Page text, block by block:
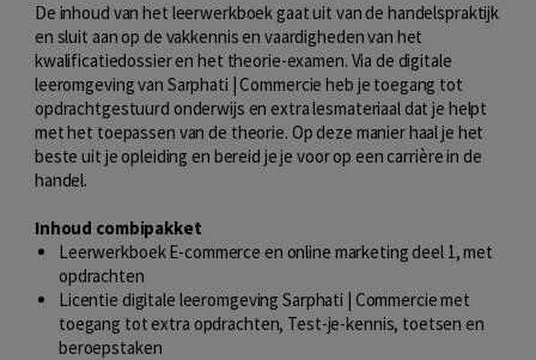
De inhoud van het leerwerkboek gaat uit van de handelspraktijk
en sluit aan op de vakkennis en vaardigheden van het
kwalificatiedossier en het theorie-examen. Via de digitale
leeromgeving van Sarphati | Commercie heb je toegang tot
opdrachtgestuurd onderwijs en extra lesmateriaal dat je helpt
met het toepassen van de theorie. Op deze manier haal je het
beste uit je opleiding en bereid je je voor op een carrière in de
handel.
Inhoud combipakket
Leerwerkboek E-commerce en online marketing deel 1, met
opdrachten
Licentie digitale leeromgeving Sarphati | Commercie met
toegang tot extra opdrachten, Test-je-kennis, toetsen en
beroepstaken